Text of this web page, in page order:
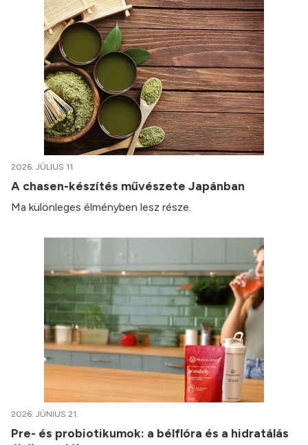
2026. JÚLIUS 11.
A chasen-készítés művészete Japánban
Ma különleges élményben lesz része.
2026. JÚNIUS 21.
Pre- és probiotikumok: a bélflóra és a hidratálás